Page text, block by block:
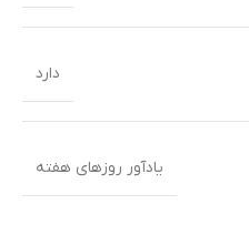
دارد
یادآور روزهای هفته